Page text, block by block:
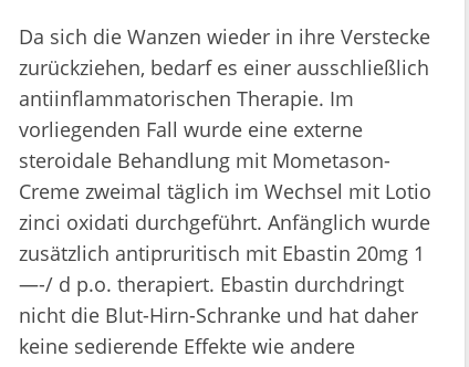
Da sich die Wanzen wieder in ihre Verstecke
zurückziehen, bedarf es einer ausschließlich
antiinflammatorischen Therapie. Im
vorliegenden Fall wurde eine externe
steroidale Behandlung mit Mometason-
Creme zweimal täglich im Wechsel mit Lotio
zinci oxidati durchgeführt. Anfänglich wurde
zusätzlich antipruritisch mit Ebastin 20mg 1
—-/ d p.o. therapiert. Ebastin durchdringt
nicht die Blut-Hirn-Schranke und hat daher
keine sedierende Effekte wie andere